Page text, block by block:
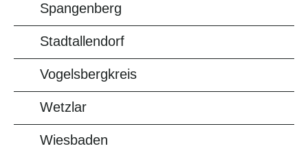
Spangenberg
Stadtallendorf
Vogelsbergkreis
Wetzlar
Wiesbaden